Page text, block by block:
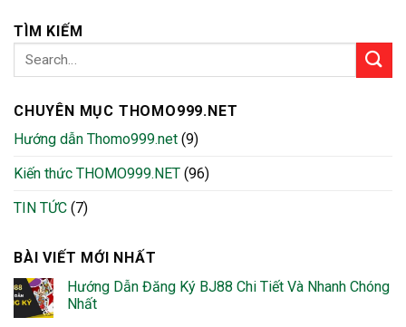
TÌM KIẾM
CHUYÊN MỤC THOMO999.NET
Hướng dẫn Thomo999.net (9)
Kiến thức THOMO999.NET (96)
TIN TỨC (7)
BÀI VIẾT MỚI NHẤT
Hướng Dẫn Đăng Ký BJ88 Chi Tiết Và Nhanh Chóng
Nhất